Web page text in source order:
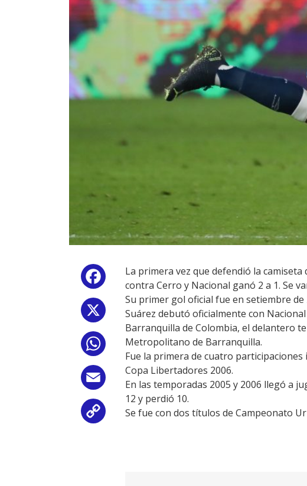
Facebook
WhatsApp
Email
Copy
La primera vez que defendió la
contra Cerro y Nacional ganó 2 a 1. Se
Su primer gol oficial fue en setiembre
Suárez debutó oficialmente con
Barranquilla de Colombia, el delantero
Metropolitano de Barranquilla.
Fue la primera de cuatro
Copa Libertadores 2006.
En las temporadas 2005 y 2006 llegó a
12 y perdió 10.
Se fue con dos títulos de Campeonato